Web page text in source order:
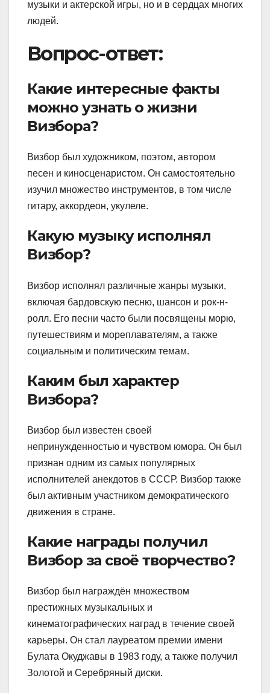
музыки и актерской игры, но и в сердцах многих
людей.
Вопрос-ответ:
Какие интересные факты
можно узнать о жизни
Визбора?
Визбор был художником, поэтом, автором
песен и киносценаристом. Он самостоятельно
изучил множество инструментов, в том числе
гитару, аккордеон, укулеле.
Какую музыку исполнял
Визбор?
Визбор исполнял различные жанры музыки,
включая бардовскую песню, шансон и рок-н-
ролл. Его песни часто были посвящены морю,
путешествиям и мореплавателям, а также
социальным и политическим темам.
Каким был характер
Визбора?
Визбор был известен своей
непринужденностью и чувством юмора. Он был
признан одним из самых популярных
исполнителей анекдотов в СССР. Визбор также
был активным участником демократического
движения в стране.
Какие награды получил
Визбор за своё творчество?
Визбор был награждён множеством
престижных музыкальных и
кинематографических наград в течение своей
карьеры. Он стал лауреатом премии имени
Булата Окуджавы в 1983 году, а также получил
Золотой и Серебряный диски.